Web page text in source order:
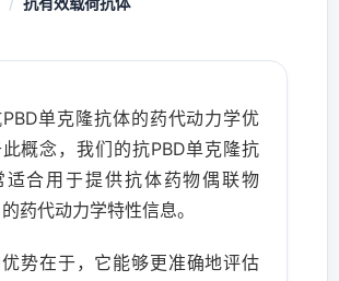
单克隆抗体的药代动力学优
概念，我们的抗PBD单克隆抗
适合用于提供抗体药物偶联物
的药代动力学特性信息。
势在于，它能够更准确地评估